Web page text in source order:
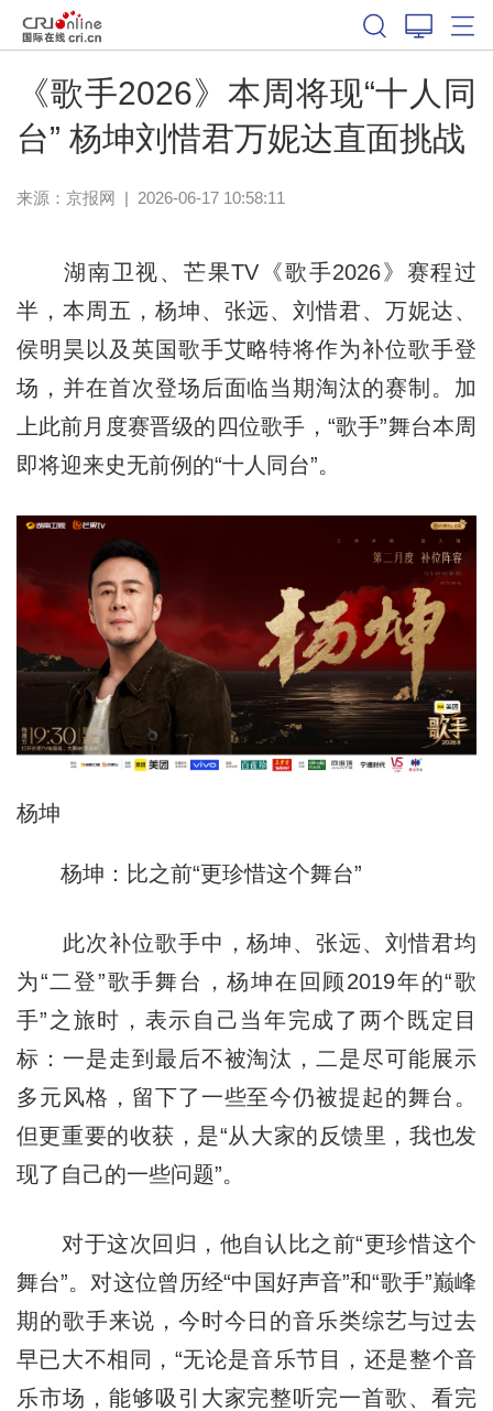
《歌手2026》本周将现“十人同
台” 杨坤刘惜君万妮达直面挑战
来源： 京报网 | 2026-06-17 10:58:11
湖南卫视、芒果TV《歌手2026》赛程过
半，本周五，杨坤、张远、刘惜君、万妮达、
侯明昊以及英国歌手艾略特将作为补位歌手登
场，并在首次登场后面临当期淘汰的赛制。加
上此前月度赛晋级的四位歌手，“歌手”舞台本周
即将迎来史无前例的“十人同台”。
杨坤
杨坤：比之前“更珍惜这个舞台”
此次补位歌手中，杨坤、张远、刘惜君均
为“二登”歌手舞台，杨坤在回顾2019年的“歌
手”之旅时，表示自己当年完成了两个既定目
标：一是走到最后不被淘汰，二是尽可能展示
多元风格，留下了一些至今仍被提起的舞台。
但更重要的收获，是“从大家的反馈里，我也发
现了自己的一些问题”。
对于这次回归，他自认比之前“更珍惜这个
舞台”。对这位曾历经“中国好声音”和“歌手”巅峰
期的歌手来说，今时今日的音乐类综艺与过去
早已大不相同，“无论是音乐节目，还是整个音
乐市场，能够吸引大家完整听完一首歌、看完